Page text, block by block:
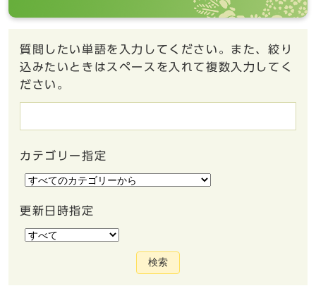
質問したい単語を入力してください。また、絞り
込みたいときはスペースを入れて複数入力してく
ださい。
カテゴリー指定
更新日時指定
検索